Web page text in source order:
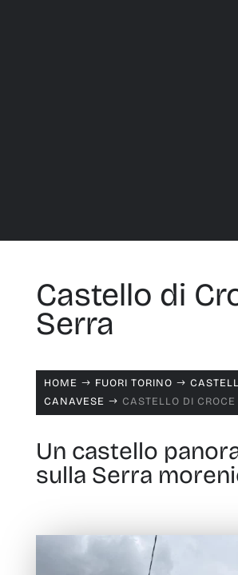
Castello di
Serra
HOME $ FUORI TORINO $
CANAVESE $ CASTELLO DI CROCE
Un castello
sulla Serra